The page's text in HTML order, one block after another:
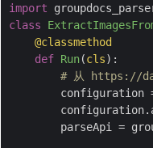
import
class
    @classmethod
def Run(cls):
# 从 https://
configuration
parseApi =